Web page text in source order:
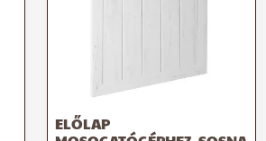
ELŐLAP